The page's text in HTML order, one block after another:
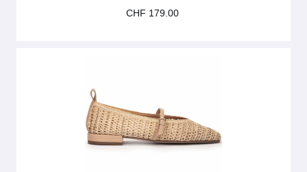
CHF 179.00